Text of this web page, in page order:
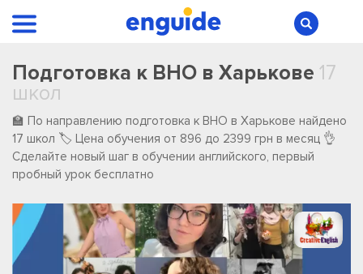
Подготовка к ВНО в Харькове 17
школ
🏫 По направлению подготовка к ВНО в Харькове ️найдено
️17 ️школ 🏷️ Цена обучения от 896 до 2399 грн в месяц 👌
Сделайте новый шаг в обучении английского, первый
пробный урок бесплатно